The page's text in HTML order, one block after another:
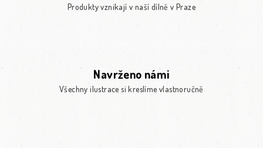
Produkty vznikají v naší dílně v Praze
Navrženo námi
Všechny ilustrace si kreslíme vlastnoručně